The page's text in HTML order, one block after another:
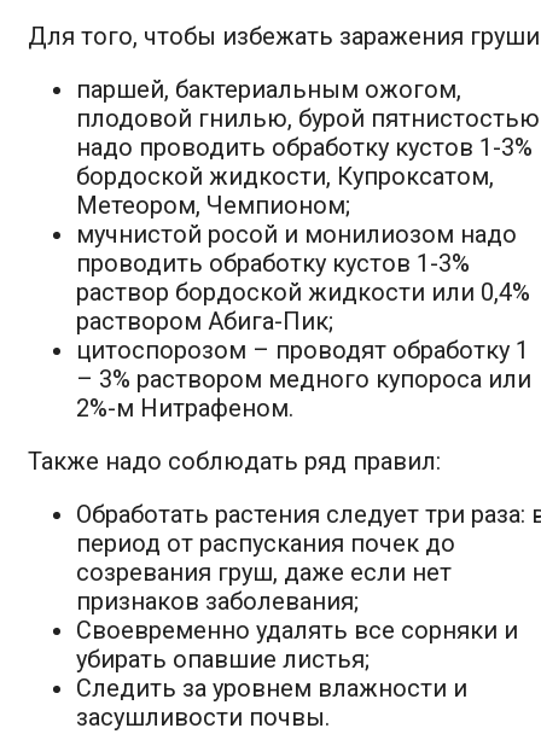
Для того, чтобы избежать заражения
паршей, бактериальным ожогом,
плодовой гнилью, бурой пятнистостью
надо проводить обработку кустов 1-3%
бордоской жидкости, Купроксатом,
Метеором, Чемпионом;
мучнистой росой и монилиозом надо
проводить обработку кустов 1-3%
раствор бордоской жидкости или 0,4%
раствором Абига-Пик;
цитоспорозом – проводят обработку 1
– 3% раствором медного купороса или
2%-м Нитрафеном.
Также надо соблюдать ряд правил:
Обработать растения следует три раза:
период от распускания почек до
созревания груш, даже если нет
признаков заболевания;
Своевременно удалять все сорняки и
убирать опавшие листья;
Следить за уровнем влажности и
засушливости почвы.